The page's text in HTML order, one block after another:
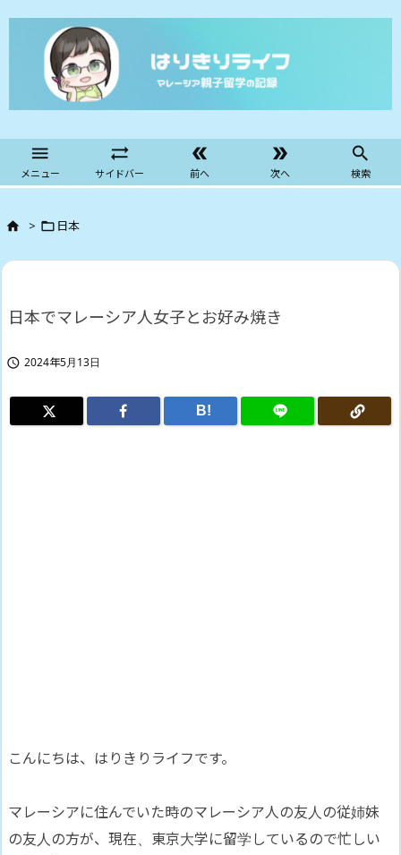

メニュー

サイドバー

前へ

次へ

検索
 >  日本
日本でマレーシア人女子とお好み焼き
 2024年5月13日
B!
こんにちは、はりきりライフです。
マレーシアに住んでいた時のマレーシア人の友人の従姉妹
の友人の方が、現在、東京大学に留学しているので忙しい